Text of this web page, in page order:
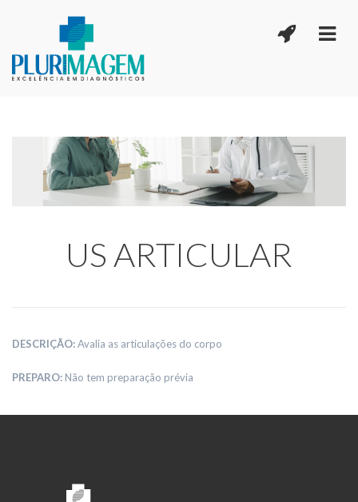
US ARTICULAR
DESCRIÇÃO:Avalia as articulações do corpo
PREPARO: Não tem preparação prévia